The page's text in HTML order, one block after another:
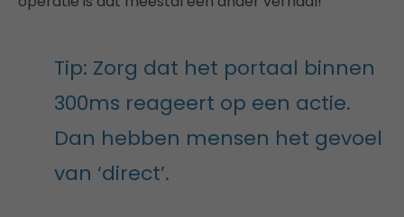
Tip: Zorg dat het portaal binnen
300ms reageert op een actie.
Dan hebben mensen het gevoel
van ‘direct’.